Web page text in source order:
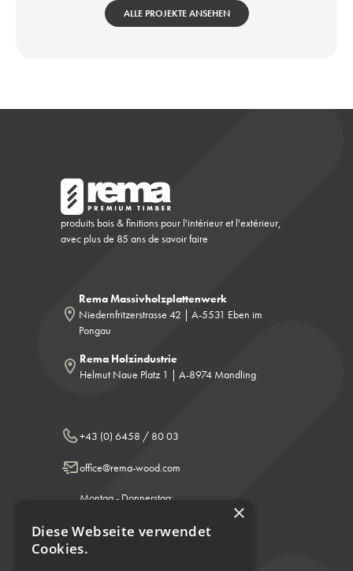
ALLE PROJEKTE ANSEHEN
produits bois & finitions pour l'intérieur et l'extérieur,
avec plus de 85 ans de savoir faire
Rema Massivholzplattenwerk
Niedernfritzerstrasse 42 | A-5531 Eben im
Pongau
Rema Holzindustrie
Helmut Naue Platz 1 | A-8974 Mandling
+43 (0) 6458 / 80 03
office@rema-wood.com
Montag - Donnerstag:
Freitag: 8.00 - 12.00 Uhr
×
Diese Webseite verwendet
Cookies.